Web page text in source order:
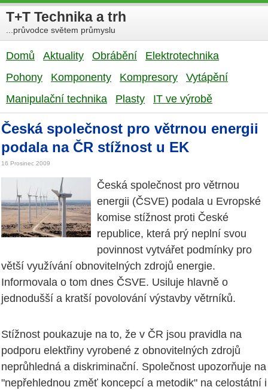
T+T Technika a trh
...průvodce světem průmyslu
Domů Aktuality Obrábění
Elektrotechnika
Pohony
Komponenty Kompresory
Vytápění
Manipulační technika
Plasty IT ve výrobě
Česká společnost pro větrnou energii
podala na ČR stížnost u EK
16 Prosinec 2009
Česká společnost pro větrnou
energii (ČSVE) podala u Evropské
komise stížnost proti České
republice, která prý neplní svou
povinnost vytvářet podmínky pro
větší využívání obnovitelných zdrojů energie.
Informovala o tom dnes ČSVE. Usiluje hlavně o
jednodušší a kratší povolování výstavby větrníků.
Stížnost poukazuje na to, že v ČR jsou pravidla na
podporu elektřiny vyrobené z obnovitelných zdrojů
neprůhledná a diskriminační. Společnost upozorňuje na
"nepřehlednou změť koncepcí a metodik" na celostátní i